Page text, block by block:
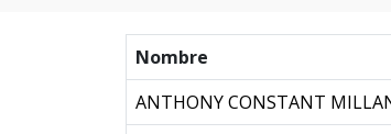
Nombre
ANTHONY CONSTANT